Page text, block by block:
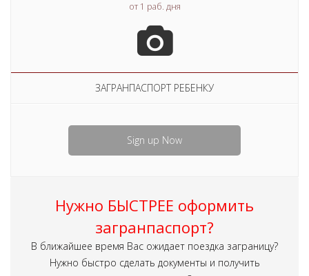
от 1 раб. дня
ЗАГРАНПАСПОРТ РЕБЕНКУ
Sign up Now
Нужно БЫСТРЕЕ оформить
загранпаспорт?
В ближайшее время Вас ожидает поездка заграницу?
Нужно быстро сделать документы и получить